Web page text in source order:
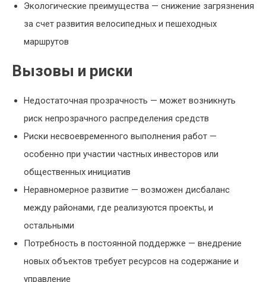
Экологические преимущества — снижение загрязнения
за счет развития велосипедных и пешеходных
маршрутов
Вызовы и риски
Недостаточная прозрачность — может возникнуть
риск непрозрачного распределения средств
Риски несвоевременного выполнения работ —
особенно при участии частных инвесторов или
общественных инициатив
Неравномерное развитие — возможен дисбаланс
между районами, где реализуются проекты, и
остальными
Потребность в постоянной поддержке — внедрение
новых объектов требует ресурсов на содержание и
управление